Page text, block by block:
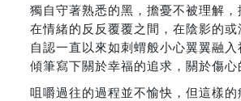
獨自守著熟悉的黑，擔憂不被理解，
在情緒的反反覆覆之間，在陰影的或
自認一直以來如刺蝟般小心翼翼融
傾筆寫下關於幸福的追求，關於傷心
咀嚼過往的過程並不愉快，但這樣的